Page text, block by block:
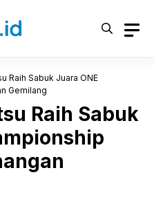
Raih Sabuk Juara ONE
Gemilang
Raih Sabuk